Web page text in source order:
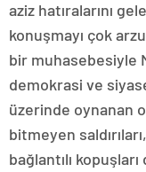
aziz hatıralarını
konuşmayı çok
bir muhasebesiyle
demokrasi ve
üzerinde oynanan
bitmeyen
bağlantılı